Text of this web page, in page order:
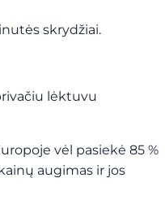
skrydžiai.
lėktuvu
vėl pasiekė 85 %
augimas ir jos